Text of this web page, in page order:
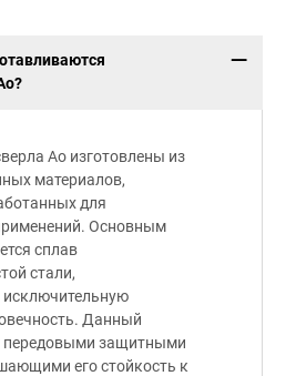
Ao изготовлены из
материалов,
для
Основным
сплав
стали,
Данный
передовыми защитными
его стойкость к